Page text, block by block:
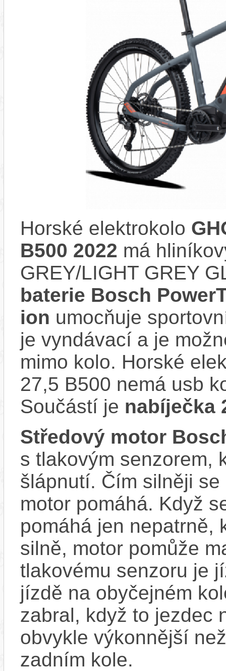
Horské elektrokolo
B500 2022 má
GREY/LIGHT GREY
baterie Bosch
ion umocňuje
je vyndávací a je
mimo kolo. Horské
27,5 B500 nemá usb
Součástí je nabíječka
Středový motor
s tlakovým senzorem,
šlápnutí. Čím silněji
motor pomáhá. Když
pomáhá jen nepatrně,
silně, motor pomůže
tlakovému senzoru je
jízdě na obyčejném
zabral, když to jezdec
obvykle výkonnější
zadním kole.